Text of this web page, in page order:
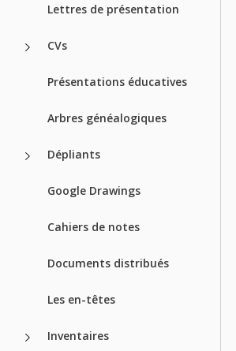
Lettres de présentation
CVs
Présentations éducatives
Arbres généalogiques
Dépliants
Google Drawings
Cahiers de notes
Documents distribués
Les en-têtes
Inventaires